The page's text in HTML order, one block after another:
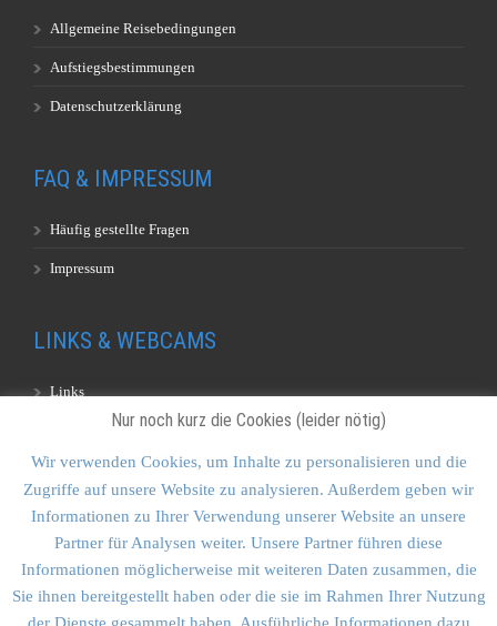
Allgemeine Reisebedingungen
Aufstiegsbestimmungen
Datenschutzerklärung
FAQ & IMPRESSUM
Häufig gestellte Fragen
Impressum
LINKS & WEBCAMS
Links
KONTAKT & SITEMAP
Kontakt
Sitemap
Nur noch kurz die Cookies (leider nötig)
Wir verwenden Cookies, um Inhalte zu personalisieren und die
Zugriffe auf unsere Website zu analysieren. Außerdem geben wir
Informationen zu Ihrer Verwendung unserer Website an unsere
Partner für Analysen weiter. Unsere Partner führen diese
Informationen möglicherweise mit weiteren Daten zusammen, die
Sie ihnen bereitgestellt haben oder die sie im Rahmen Ihrer Nutzung